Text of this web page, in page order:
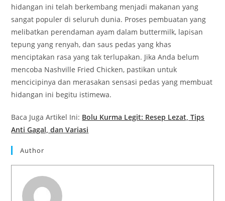
hidangan ini telah berkembang menjadi makanan yang
sangat populer di seluruh dunia. Proses pembuatan yang
melibatkan perendaman ayam dalam buttermilk, lapisan
tepung yang renyah, dan saus pedas yang khas
menciptakan rasa yang tak terlupakan. Jika Anda belum
mencoba Nashville Fried Chicken, pastikan untuk
mencicipinya dan merasakan sensasi pedas yang membuat
hidangan ini begitu istimewa.
Baca Juga Artikel Ini: Bolu Kurma Legit: Resep Lezat, Tips
Anti Gagal, dan Variasi
Author